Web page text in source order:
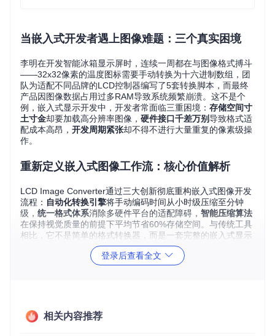
当嵌入式开发者遇上图像难题：三个真实困境
李明在开发智能冰箱显示屏时，连续一周都在与图像格式搏斗
——32x32像素的温度图标需要手动转换为十六进制数组，团
队为适配不同品牌的LCD控制器编写了5套转换脚本，而最终
产品因图像数据占用过多RAM导致系统频繁崩溃。这不是个
例，嵌入式显示开发中，开发者常面临三重困境： 存储空间寸
土寸金却要加载高分辨率图像， 硬件接口千差万别导致格式适
配成本高昂， 开发周期紧张却不得不进行大量重复的像素级操
作。
重新定义嵌入式图像工作流：核心价值解析
LCD Image Converter通过三大创新彻底重构嵌入式图像开发
流程： 自动化转换引擎将手动编码时间从小时级压缩至分钟
级， 统一格式体系消除多硬件平台的适配障碍， 智能压缩算法
在保持视觉质量的前提下平均节省60%存储空间。与传统工具
相比，它不是简单的格式转换器，而是一套完整的嵌入式显示
开发解决方案，将图像从设计到部署的全流程效率提升80%。
在智能微波炉开发中，需要将20个功能图标转换为单色位图。
登录后查看全文
相关内容推荐